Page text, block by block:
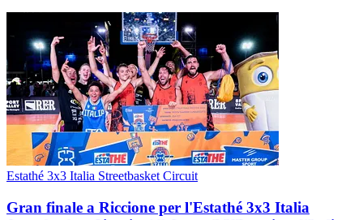
Estathé 3x3 Italia Streetbasket Circuit
Gran finale a Riccione per l'Estathé 3x3 Italia